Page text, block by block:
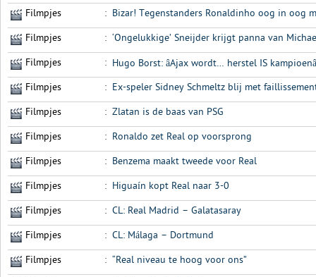
Filmpjes : Bizar! Tegenstanders Ronaldinho oog in oog
Filmpjes : ‘Ongelukkige’ Sneijder krijgt panna van
Filmpjes : Hugo Borst: âAjax wordt… herstel IS kampioenâ
Filmpjes
: Ex-speler Sidney Schmeltz blij met
Filmpjes : Zlatan is de baas van PSG
Filmpjes : Ronaldo zet Real op voorsprong
Filmpjes : Benzema maakt tweede voor Real
Filmpjes : Higuaín kopt Real naar 3-0
Filmpjes : CL: Real Madrid – Galatasaray
Filmpjes : CL: Málaga – Dortmund
Filmpjes : “Real niveau te hoog voor ons”